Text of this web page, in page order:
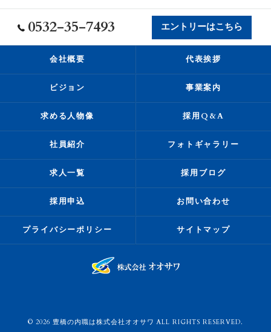
0532-35-7493 エントリーはこちら
会社概要 代表挨拶
ビジョン 事業案内
求める人物像 採用Q&A
社員紹介 フォトギャラリー
求人一覧 採用ブログ
採用申込 お問い合わせ
プライバシーポリシー サイトマップ
© 2026 豊橋の内職は株式会社オオサワ ALL RIGHTS RESERVED.